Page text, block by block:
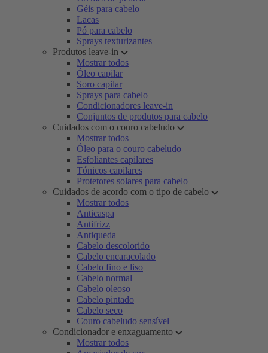
Géis para cabelo
Lacas
Pó para cabelo
Sprays texturizantes
Produtos leave-in
Mostrar todos
Óleo capilar
Soro capilar
Sprays para cabelo
Condicionadores leave-in
Conjuntos de produtos para cabelo
Cuidados com o couro cabeludo
Mostrar todos
Óleo para o couro cabeludo
Esfoliantes capilares
Tónicos capilares
Protetores solares para cabelo
Cuidados de acordo com o tipo de cabelo
Mostrar todos
Anticaspa
Antifrizz
Antiqueda
Cabelo descolorido
Cabelo encaracolado
Cabelo fino e liso
Cabelo normal
Cabelo oleoso
Cabelo pintado
Cabelo seco
Couro cabeludo sensível
Condicionador e enxaguamento
Mostrar todos